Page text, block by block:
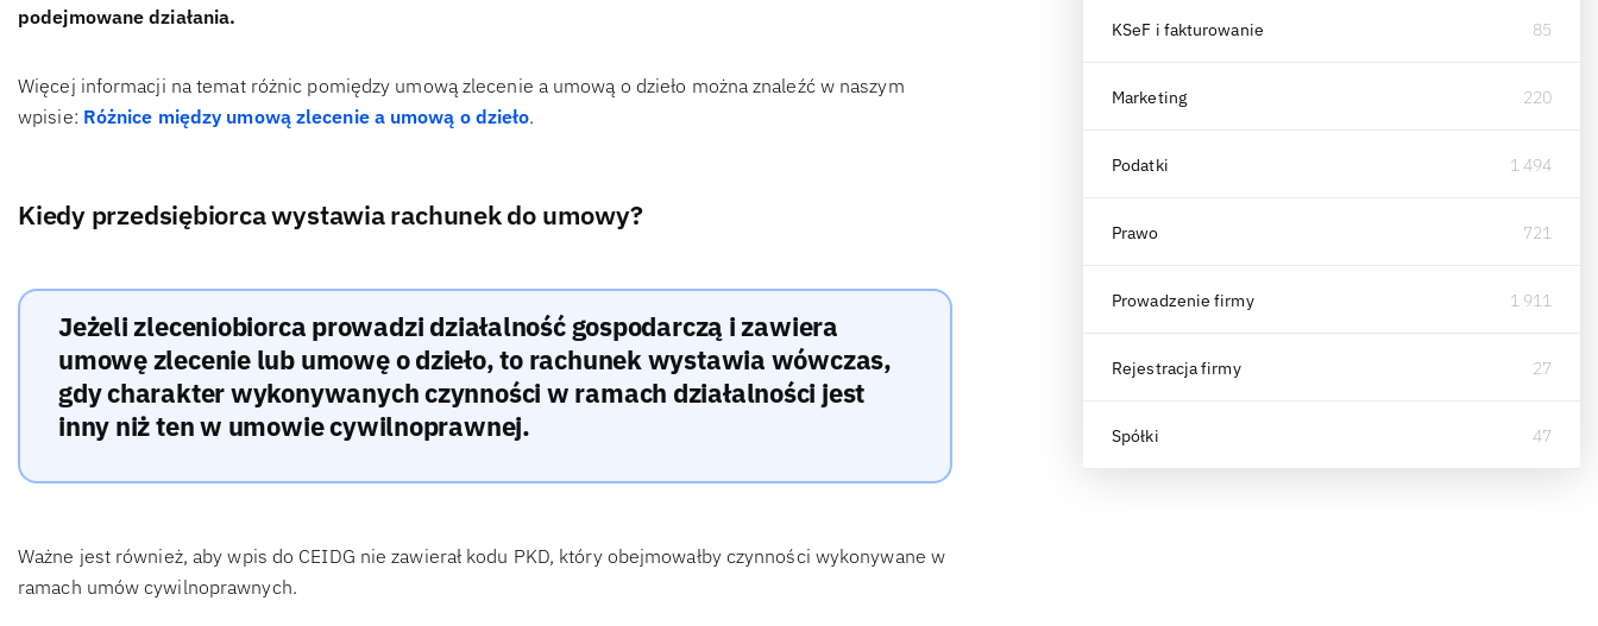
podejmowane działania.
Więcej informacji na temat różnic pomiędzy umową zlecenie a umową o dzieło można znaleźć w naszym
wpisie: Różnice między umową zlecenie a umową o dzieło.
Kiedy przedsiębiorca wystawia rachunek do umowy?
Jeżeli zleceniobiorca prowadzi działalność gospodarczą i zawiera
umowę zlecenie lub umowę o dzieło, to rachunek wystawia wówczas,
gdy charakter wykonywanych czynności w ramach działalności jest
inny niż ten w umowie cywilnoprawnej.
Ważne jest również, aby wpis do CEIDG nie zawierał kodu PKD, który obejmowałby czynności wykonywane w
ramach umów cywilnoprawnych.
KSeF i fakturowanie 85
Marketing 220
Podatki 1 494
Prawo 721
Prowadzenie firmy 1 911
Rejestracja firmy 27
Spółki 47